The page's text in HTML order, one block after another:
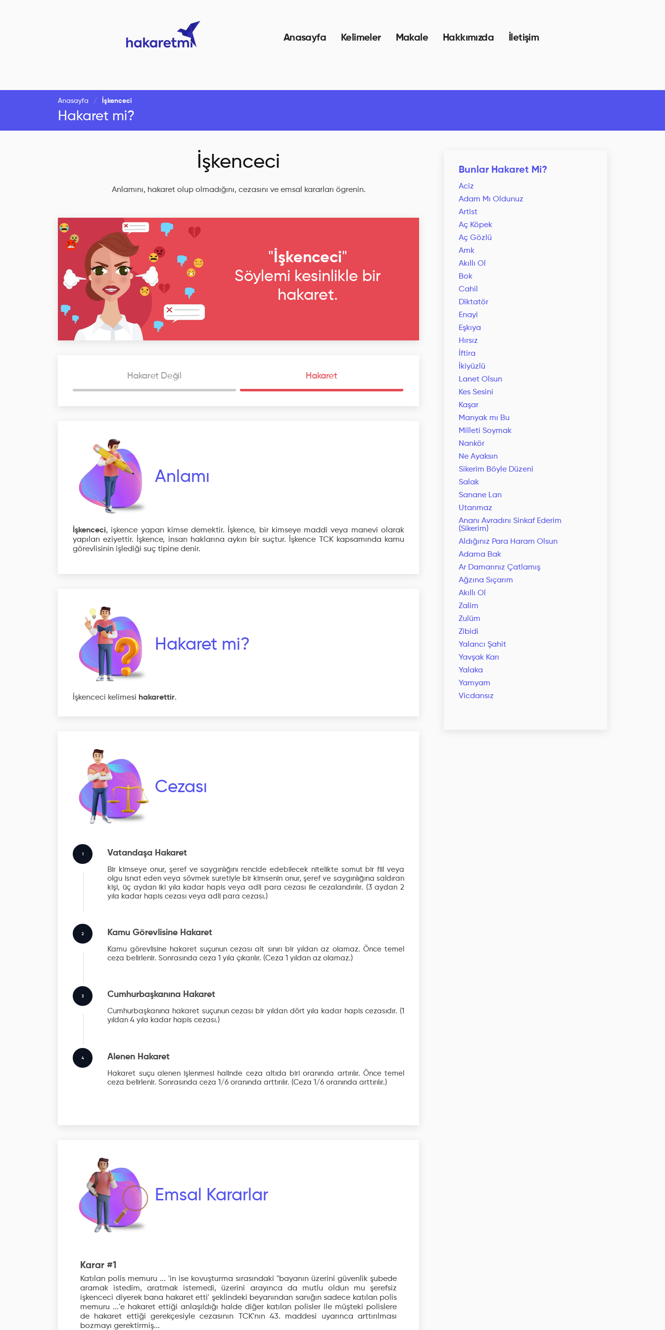
Anasayfa Kelimeler Makale Hakkımızda İletişim
Anasayfa İşkenceci
Hakaret mi?
İşkenceci
Anlamını, hakaret olup olmadığını, cezasını ve emsal kararları ögrenin.
" İşkenceci"
Söylemi kesinlikle bir
hakaret.
Hakaret Değil Hakaret
Anlamı
İşkenceci, işkence yapan kimse demektir. İşkence, bir kimseye maddi veya manevi olarak
yapılan eziyettir. İşkence, insan haklarına aykırı bir suçtur. İşkence TCK kapsamında kamu
görevlisinin işlediği suç tipine denir.
Hakaret mi?
İşkenceci kelimesi hakarettir.
Cezası
1 Vatandaşa Hakaret
Bir kimseye onur, şeref ve saygınlığını rencide edebilecek nitelikte somut bir fiil veya
olgu isnat eden veya sövmek suretiyle bir kimsenin onur, şeref ve saygınlığına saldıran
kişi, üç aydan iki yıla kadar hapis veya adli para cezası ile cezalandırılır. (3 aydan 2
yıla kadar hapis cezası veya adli para cezası.)
2 Kamu Görevlisine Hakaret
Kamu görevlisine hakaret suçunun cezası alt sınırı bir yıldan az olamaz. Önce temel
ceza belirlenir. Sonrasında ceza 1 yıla çıkarılır. (Ceza 1 yıldan az olamaz.)
3 Cumhurbaşkanına Hakaret
Cumhurbaşkanına hakaret suçunun cezası bir yıldan dört yıla kadar hapis cezasıdır. (1
yıldan 4 yıla kadar hapis cezası.)
4 Alenen Hakaret
Hakaret suçu alenen işlenmesi halinde ceza altıda biri oranında artırılır. Önce temel
ceza belirlenir. Sonrasında ceza 1/6 oranında arttırılır. (Ceza 1/6 oranında arttırılır.)
Emsal Kararlar
Karar #1
Katılan polis memuru ... 'in ise kovuşturma sırasındaki "bayanın üzerini güvenlik şubede
aramak istedim, aratmak istemedi, üzerini arayınca da mutlu oldun mu şerefsiz
işkenceci diyerek bana hakaret etti' şeklindeki beyanından sanığın sadece katılan polis
memuru ...'e hakaret ettiği anlaşıldığı halde diğer katılan polisler ile müşteki polislere
de hakaret ettiği gerekçesiyle cezasının TCK'nın 43. maddesi uyarınca arttırılması
bozmayı gerektirmiş...
Bunlar Hakaret Mi?
Aciz
Adam Mı Oldunuz
Artist
Aç Köpek
Aç Gözlü
Amk
Akıllı Ol
Bok
Cahil
Diktatör
Enayi
Eşkıya
Hırsız
İftira
İkiyüzlü
Lanet Olsun
Kes Sesini
Kaşar
Manyak mı Bu
Milleti Soymak
Nankör
Ne Ayaksın
Sikerim Böyle Düzeni
Salak
Sanane Lan
Utanmaz
Ananı Avradını Sinkaf Ederim
(Sikerim)
Aldığınız Para Haram Olsun
Adama Bak
Ar Damarınız Çatlamış
Ağzına Sıçarım
Akıllı Ol
Zalim
Zulüm
Zibidi
Yalancı Şahit
Yavşak Karı
Yalaka
Yamyam
Vicdansız